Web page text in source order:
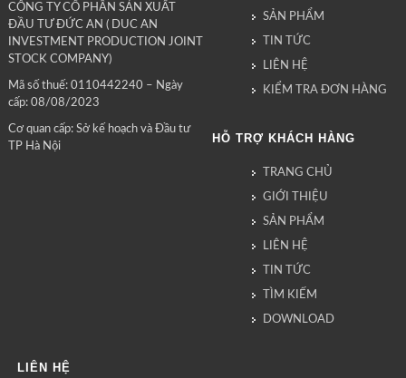
CÔNG TY CỔ PHẦN SẢN XUẤT
ĐẦU TƯ ĐỨC AN ( DUC AN
INVESTMENT PRODUCTION JOINT
STOCK COMPANY)
Mã số thuế: 0110442240 – Ngày
cấp: 08/08/2023
Cơ quan cấp: Sở kế hoạch và Đầu tư
TP Hà Nội
SẢN PHẨM
TIN TỨC
LIÊN HỆ
KIỂM TRA ĐƠN HÀNG
HỖ TRỢ KHÁCH HÀNG
TRANG CHỦ
GIỚI THIỆU
SẢN PHẨM
LIÊN HỆ
TIN TỨC
TÌM KIẾM
DOWNLOAD
LIÊN HỆ